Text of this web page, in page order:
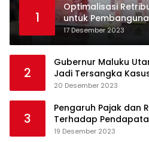
1
Optimalisasi
untuk
17 Desember 2023
2
Gubernur Maluku
Jadi Tersangka
Pengadaan Barang
20 Desember 2023
3
Pengaruh Pajak dan
Terhadap
Jambi
19 Desember 2023